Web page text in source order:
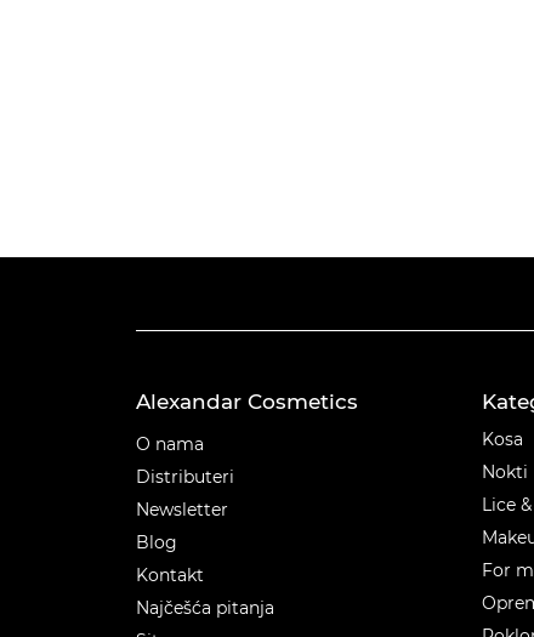
Alexandar Cosmetics
O nama
Distributeri
Newsletter
Blog
Kontakt
Najčešća pitanja
Kosa
Nokti
Lice
For